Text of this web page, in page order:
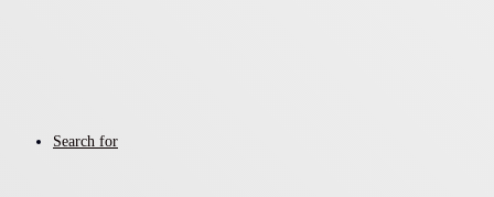
Search for